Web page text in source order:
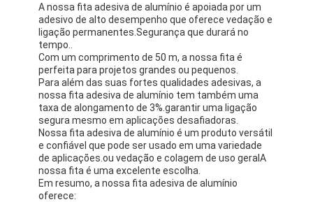
A nossa fita adesiva de alumínio é apoiada por um
adesivo de alto desempenho que oferece vedação e
ligação permanentes.Segurança que durará no
tempo..
Com um comprimento de 50 m, a nossa fita é
perfeita para projetos grandes ou pequenos.
Para além das suas fortes qualidades adesivas, a
nossa fita adesiva de alumínio tem também uma
taxa de alongamento de 3%.garantir uma ligação
segura mesmo em aplicações desafiadoras.
Nossa fita adesiva de alumínio é um produto versátil
e confiável que pode ser usado em uma variedade
de aplicações.ou vedação e colagem de uso geralA
nossa fita é uma excelente escolha.
Em resumo, a nossa fita adesiva de alumínio
oferece: